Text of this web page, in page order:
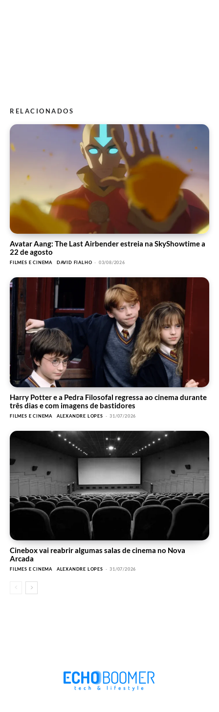
RELACIONADOS
Avatar Aang: The Last Airbender estreia na SkyShowtime a
22 de agosto
FILMES E CINEMA DAVID FIALHO - 03/08/2026
Harry Potter e a Pedra Filosofal regressa ao cinema durante
três dias e com imagens de bastidores
FILMES E CINEMA ALEXANDRE LOPES - 31/07/2026
Cinebox vai reabrir algumas salas de cinema no Nova
Arcada
FILMES E CINEMA ALEXANDRE LOPES - 31/07/2026